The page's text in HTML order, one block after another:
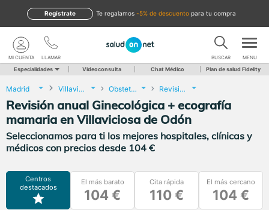
te regalamos -5% de descuento para tu compra
Regístrate
LLAMAR
MI CUENTA BUSCAR MENU
Especialidades Videoconsulta Chat Médico Plan de salud Fidelity
Madrid Villaviciosa de Odón Obstetricia y Ginecología Revisión anual Ginecológica + ecografía mamaria
Revisión anual Ginecológica + ecografía
mamaria en Villaviciosa de Odón
Seleccionamos para ti los mejores hospitales, clínicas y
médicos con precios desde 104 €
Centros
destacados
El más barato
104 €
Cita rápida
110 €
El más cercano
104 €